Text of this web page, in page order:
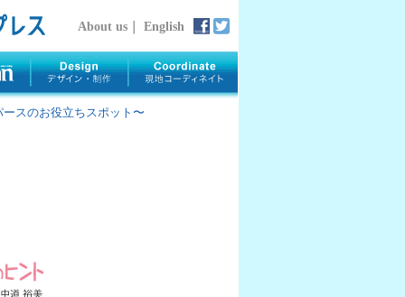
About us｜ English
ースのお役立ちスポット〜